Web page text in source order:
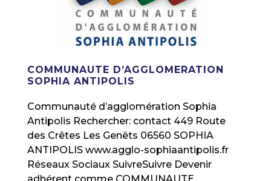
COMMUNAUTE D’AGGLOMERATION
SOPHIA ANTIPOLIS
Communauté d’agglomération Sophia
Antipolis Rechercher: contact 449 Route
des Crêtes Les Genêts 06560 SOPHIA
ANTIPOLIS www.agglo-sophiaantipolis.fr
Réseaux Sociaux SuivreSuivre Devenir
adhérent comme COMMUNAUTE